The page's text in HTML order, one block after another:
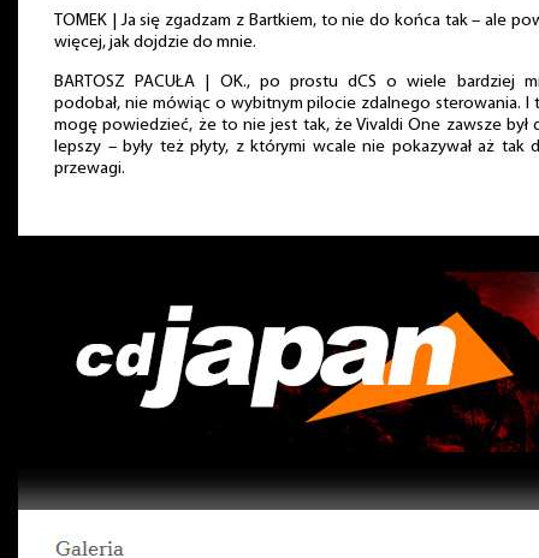
TOMEK | Ja się zgadzam z Bartkiem, to nie do końca tak – ale
więcej, jak dojdzie do mnie.
BARTOSZ PACUŁA | OK., po prostu dCS o wiele bardziej
podobał, nie mówiąc o wybitnym pilocie zdalnego sterowania. I
mogę powiedzieć, że to nie jest tak, że Vivaldi One zawsze był
lepszy – były też płyty, z którymi wcale nie pokazywał aż tak
przewagi.